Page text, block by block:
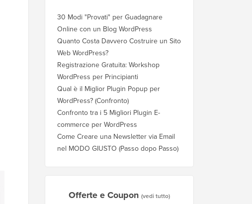
30 Modi "Provati" per Guadagnare
Online con un Blog WordPress
Quanto Costa Davvero Costruire un Sito
Web WordPress?
Registrazione Gratuita: Workshop
WordPress per Principianti
Qual è il Miglior Plugin Popup per
WordPress? (Confronto)
Confronto tra i 5 Migliori Plugin E-
commerce per WordPress
Come Creare una Newsletter via Email
nel MODO GIUSTO (Passo dopo Passo)
Offerte e Coupon (vedi tutto)